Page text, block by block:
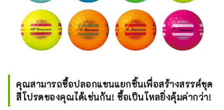
คุณสามารถซื้อปลอกแขนแยกชิ้นเพื่อสร้างสรรค์ชุด
สีโปรดของคุณได้เช่นกัน! ซื้อเป็นโหลยิ่งคุ้มค่ากว่า!